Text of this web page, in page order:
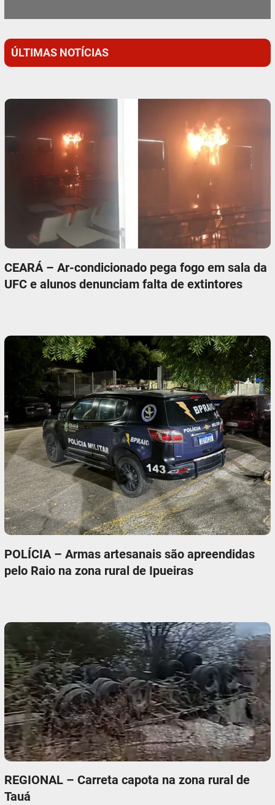
ÚLTIMAS NOTÍCIAS
CEARÁ – Ar-condicionado pega fogo em sala da
UFC e alunos denunciam falta de extintores
POLÍCIA – Armas artesanais são apreendidas
pelo Raio na zona rural de Ipueiras
REGIONAL – Carreta capota na zona rural de
Tauá